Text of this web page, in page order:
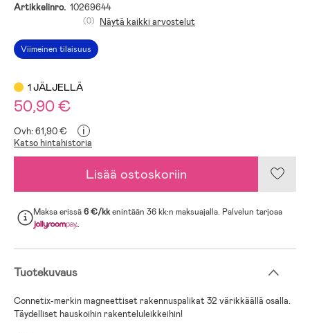
Artikkelinro. 10269644
Viimeinen tilaisuus
(0) Näytä kaikki arvostelut
1 JÄLJELLÄ
50,90 €
Ovh: 61,90 € i
Katso hintahistoria
Lisää ostoskoriin
Maksa erissä6 €/kkenintään 36 kk:n maksuajalla. Palvelun tarjoaa
.
Tuotekuvaus
Connetix-merkin magneettiset rakennuspalikat 32 värikkäällä osalla.
Täydelliset hauskoihin rakenteluleikkeihin!